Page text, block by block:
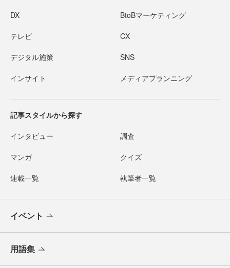
DX BtoBマーケティング
テレビ CX
デジタル施策 SNS
インサイト メディアプランニング
記事スタイルから探す
インタビュー 調査
マンガ クイズ
連載一覧 執筆者一覧
イベント
用語集